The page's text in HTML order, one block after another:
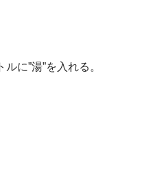
に”湯”を入れる。